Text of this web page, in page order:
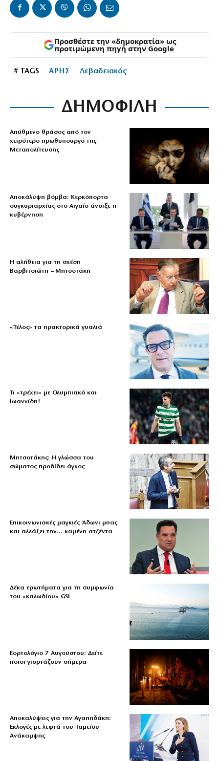
Προσθέστε την «δημοκρατία» ως
προτιμώμενη πηγή στην Google
# TAGS ΑΡΗΣ Λεβαδειακός
ΔΗΜΟΦΙΛΗ
Απύθμενο θράσος από τον
χειρότερο πρωθυπουργό της
Μεταπολίτευσης
Αποκάλυψη βόμβα: Κερκόπορτα
συγκυριαρχίας στο Αιγαίο άνοιξε η
κυβέρνηση
Η αλήθεια για τη σχέση
Βαρβιτσιώτη – Μητσοτάκη
«Τέλος» τα πρακτορικά γυαλιά
Τι «τρέχει» με Ολυμπιακό και
Ιωαννίδη!
Μητσοτάκης: Η γλώσσα του
σώματος προδίδει άγχος
Επικοινωνιακές μαγκιές Άδωνι μπας
και αλλάξει την… καμένη ατζέντα
Δέκα ερωτήματα για τη συμφωνία
του «καλωδίου» GSI
Εορτολόγιο 7 Αυγούστου: Δείτε
ποιοι γιορτάζουν σήμερα
Αποκαλύψεις για την Αγαπηδάκη:
Εκλογές με λεφτά του Ταμείου
Ανάκαμψης